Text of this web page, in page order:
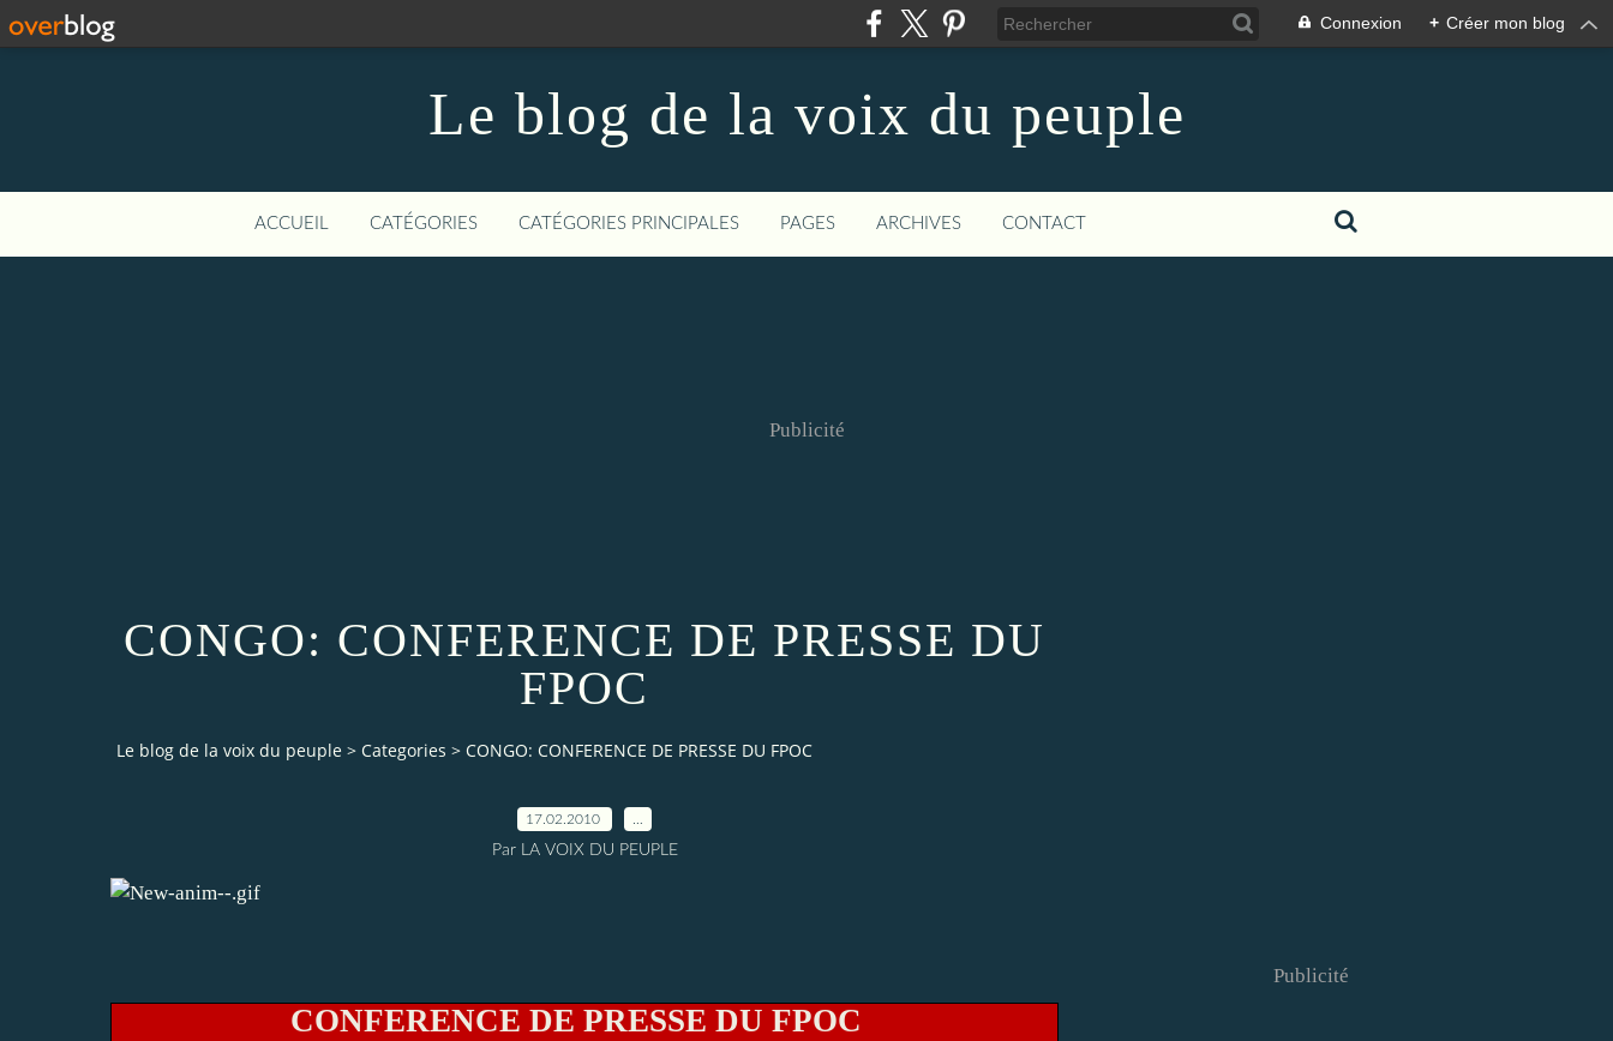
Connexion + Créer mon blog
Le blog de la voix du peuple
ACCUEIL CATÉGORIES CATÉGORIES PRINCIPALES PAGES ARCHIVES CONTACT
Publicité
CONGO: CONFERENCE DE PRESSE DU
FPOC
Le blog de la voix du peuple > Categories > CONGO: CONFERENCE DE PRESSE DU FPOC
17.02.2010
Par LA VOIX DU PEUPLE
CONFERENCE DE PRESSE DU FPOC
Publicité